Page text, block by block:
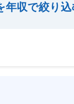
年収で絞り込